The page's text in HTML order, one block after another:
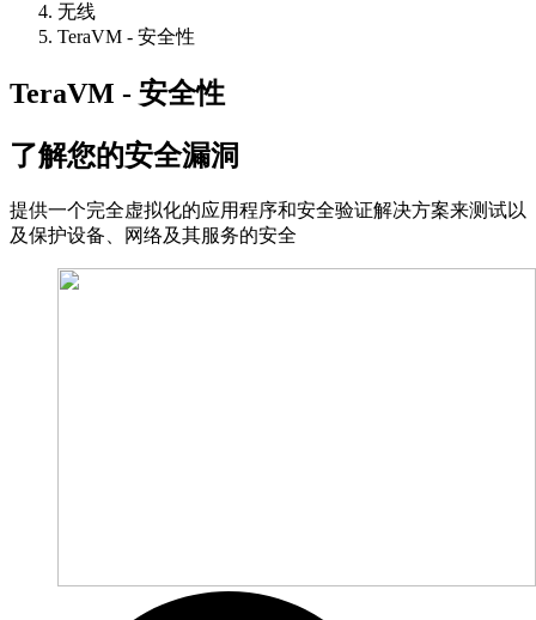
无线
TeraVM - 安全性
TeraVM - 安全性
了解您的安全漏洞
提供一个完全虚拟化的应用程序和安全验证解决方案来测试以
及保护设备、网络及其服务的安全